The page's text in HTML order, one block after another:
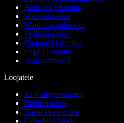
Androidi rakendus
Maci rakendus
Windowsi rakendus
Veebirakendus
Chrome’i laiendus
Edge’i laiendus
Allalaadimised
Loojatele
AI häälegeneraator
Dubleerimine
Hääle kloonimine
Speechify Work